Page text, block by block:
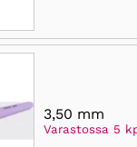
3,50 mm
Varastossa 5